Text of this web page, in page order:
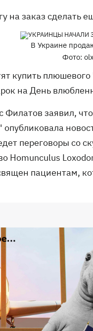
на заказ сделать
В Украине
Фото:
купить
на День
заявил, что
переговоры
Homunculus
пациентам,